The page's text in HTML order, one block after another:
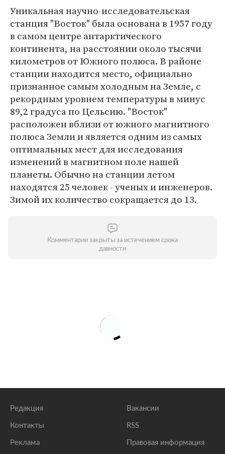
Уникальная научно-исследовательская
станция "Восток" была основана в 1957 году
в самом центре антарктического
континента, на расстоянии около тысячи
километров от Южного полюса. В районе
станции находится место, официально
признанное самым холодным на Земле, с
рекордным уровнем температуры в минус
89,2 градуса по Цельсию. "Восток"
расположен вблизи от южного магнитного
полюса Земли и является одним из самых
оптимальных мест для исследования
изменений в магнитном поле нашей
планеты. Обычно на станции летом
находятся 25 человек - ученых и инженеров.
Зимой их количество сокращается до 13.
Комментарии закрыты за истечением срока
давности
Редакция
Контакты
Реклама
Вакансии
RSS
Правовая информация